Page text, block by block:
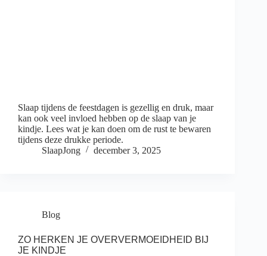
Slaap tijdens de feestdagen is gezellig en druk, maar
kan ook veel invloed hebben op de slaap van je
kindje. Lees wat je kan doen om de rust te bewaren
tijdens deze drukke periode.
SlaapJong
december 3, 2025
Blog
ZO HERKEN JE OVERVERMOEIDHEID BIJ
JE KINDJE